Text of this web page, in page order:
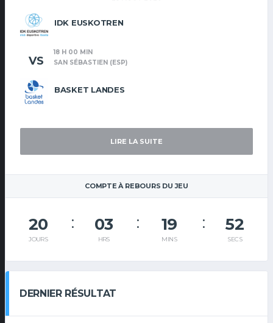
IDK EUSKOTREN
BASKET LANDES
VS
18 H 00 MIN
SAN SÉBASTIEN (ESP)
LIRE LA SUITE
COMPTE À REBOURS DU JEU
20
JOURS
03
HRS
19
MINS
51
SECS
DERNIER RÉSULTAT